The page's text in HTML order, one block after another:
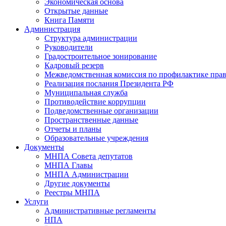
Экономическая основа
Открытые данные
Книга Памяти
Администрация
Структура администрации
Руководители
Градостроительное зонирование
Кадровый резерв
Межведомственная комиссия по профилактике
Реализация послания Президента РФ
Муниципальная служба
Противодействие коррупции
Подведомственные организации
Пространственные данные
Отчеты и планы
Образовательные учреждения
Документы
МНПА Совета депутатов
МНПА Главы
МНПА Администрации
Другие документы
Реестры МНПА
Услуги
Административные регламенты
НПА